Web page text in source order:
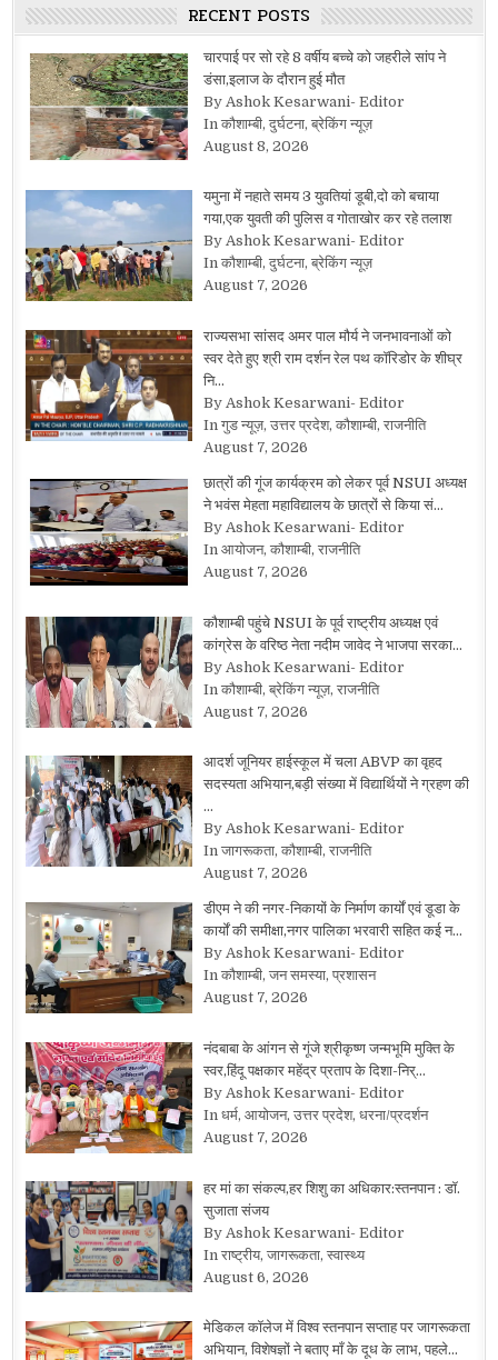
RECENT POSTS
चारपाई पर सो रहे 8 वर्षीय बच्चे को जहरीले सांप ने
डंसा,इलाज के दौरान हुई मौत
By Ashok Kesarwani- Editor
In कौशाम्बी, दुर्घटना, ब्रेकिंग न्यूज़
August 8, 2026
यमुना में नहाते समय 3 युवतियां डूबी,दो को बचाया
गया,एक युवती की पुलिस व गोताखोर कर रहे तलाश
By Ashok Kesarwani- Editor
In कौशाम्बी, दुर्घटना, ब्रेकिंग न्यूज़
August 7, 2026
राज्यसभा सांसद अमर पाल मौर्य ने जनभावनाओं को
स्वर देते हुए श्री राम दर्शन रेल पथ कॉरिडोर के शीघ्र
नि…
By Ashok Kesarwani- Editor
In गुड न्यूज़, उत्तर प्रदेश, कौशाम्बी, राजनीति
August 7, 2026
छात्रों की गूंज कार्यक्रम को लेकर पूर्व NSUI अध्यक्ष
ने भवंस मेहता महाविद्यालय के छात्रों से किया सं…
By Ashok Kesarwani- Editor
In आयोजन, कौशाम्बी, राजनीति
August 7, 2026
कौशाम्बी पहुंचे NSUI के पूर्व राष्ट्रीय अध्यक्ष एवं
कांग्रेस के वरिष्ठ नेता नदीम जावेद ने भाजपा सरका…
By Ashok Kesarwani- Editor
In कौशाम्बी, ब्रेकिंग न्यूज़, राजनीति
August 7, 2026
आदर्श जूनियर हाईस्कूल में चला ABVP का वृहद
सदस्यता अभियान,बड़ी संख्या में विद्यार्थियों ने ग्रहण की
…
By Ashok Kesarwani- Editor
In जागरूकता, कौशाम्बी, राजनीति
August 7, 2026
डीएम ने की नगर-निकायों के निर्माण कार्यों एवं डूडा के
कार्यों की समीक्षा,नगर पालिका भरवारी सहित कई न…
By Ashok Kesarwani- Editor
In कौशाम्बी, जन समस्या, प्रशासन
August 7, 2026
नंदबाबा के आंगन से गूंजे श्रीकृष्ण जन्मभूमि मुक्ति के
स्वर,हिंदू पक्षकार महेंद्र प्रताप के दिशा-निर्…
By Ashok Kesarwani- Editor
In धर्म, आयोजन, उत्तर प्रदेश, धरना/प्रदर्शन
August 7, 2026
हर मां का संकल्प,हर शिशु का अधिकार:स्तनपान : डॉ.
सुजाता संजय
By Ashok Kesarwani- Editor
In राष्ट्रीय, जागरूकता, स्वास्थ्य
August 6, 2026
मेडिकल कॉलेज में विश्व स्तनपान सप्ताह पर जागरूकता
अभियान, विशेषज्ञों ने बताए माँ के दूध के लाभ, पहले…